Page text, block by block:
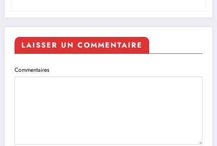
LAISSER UN COMMENTAIRE
Commentaires